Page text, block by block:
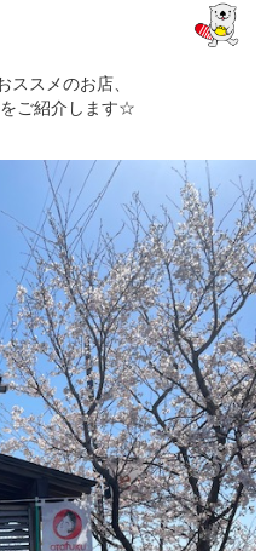
ット投信
ログイン
お客さま向け）
ログイン（※）
供するサービスです。
社が運営するサイトとなりま
ま
スメのお店、
をご紹介します☆